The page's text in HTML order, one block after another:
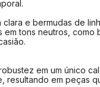
e bermudas de
tons neutros,
em um único
em peças